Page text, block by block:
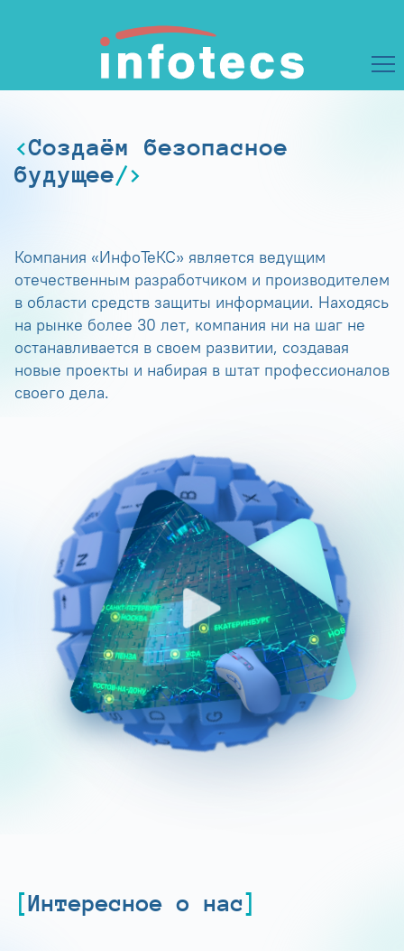
Создаём безопасное
будущее
Компания «ИнфоТеКС» является ведущим
отечественным разработчиком и производителем
в области средств защиты информации. Находясь
на рынке более 30 лет, компания ни на шаг не
останавливается в своем развитии, создавая
новые проекты и набирая в штат профессионалов
своего дела.
Интересное о нас